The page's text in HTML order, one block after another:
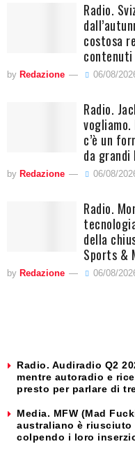
Radio.
costosa
contenuti
by Redazione 06/08/
Radio.
c’è un
da
by Redazione 06/08/
Radio.
della
Sports &
by Redazione 06/08/
Radio. Audiradio Q2
mentre autoradio e
presto per parlare di
Media. MFW (Mad
australiano è riusciuto
colpendo i loro